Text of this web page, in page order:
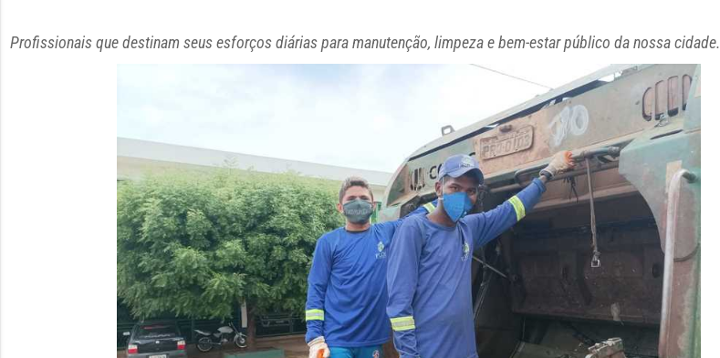
Profissionais que destinam seus esforços diárias para manutenção, limpeza e bem-estar público da nossa cidade.